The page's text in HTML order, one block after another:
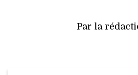
Par la